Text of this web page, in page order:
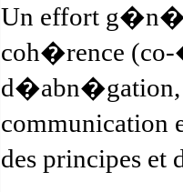
Un effort
coh�rence
d�abn�gation,
communication
des principes